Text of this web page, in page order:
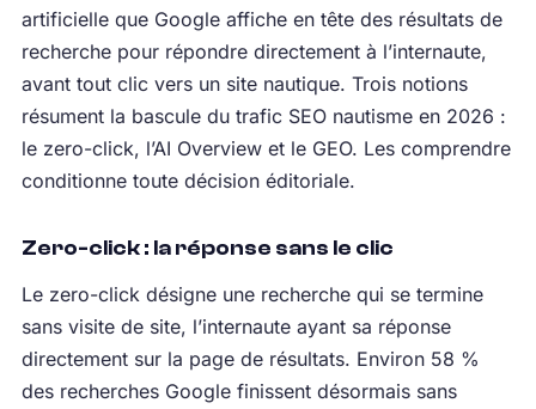
artificielle que Google affiche en tête des résultats de
recherche pour répondre directement à l’internaute,
avant tout clic vers un site nautique. Trois notions
résument la bascule du trafic SEO nautisme en 2026 :
le zero-click, l’AI Overview et le GEO. Les comprendre
conditionne toute décision éditoriale.
Zero-click : la réponse sans le clic
Le zero-click désigne une recherche qui se termine
sans visite de site, l’internaute ayant sa réponse
directement sur la page de résultats. Environ 58 %
des recherches Google finissent désormais sans